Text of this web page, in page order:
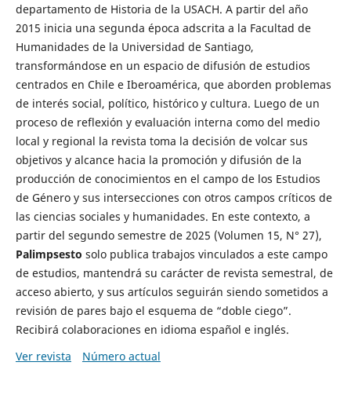
departamento de Historia de la USACH. A partir del año
2015 inicia una segunda época adscrita a la Facultad de
Humanidades de la Universidad de Santiago,
transformándose en un espacio de difusión de estudios
centrados en Chile e Iberoamérica, que aborden problemas
de interés social, político, histórico y cultura. Luego de un
proceso de reflexión y evaluación interna como del medio
local y regional la revista toma la decisión de volcar sus
objetivos y alcance hacia la promoción y difusión de la
producción de conocimientos en el campo de los Estudios
de Género y sus intersecciones con otros campos críticos de
las ciencias sociales y humanidades. En este contexto, a
partir del segundo semestre de 2025 (Volumen 15, N° 27),
Palimpsesto solo publica trabajos vinculados a este campo
de estudios, mantendrá su carácter de revista semestral, de
acceso abierto, y sus artículos seguirán siendo sometidos a
revisión de pares bajo el esquema de “doble ciego”.
Recibirá colaboraciones en idioma español e inglés.
Ver revista
Número actual